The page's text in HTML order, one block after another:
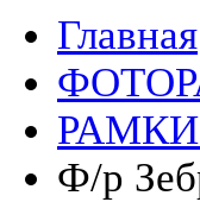
Главная
РАМКИ
Ф/р